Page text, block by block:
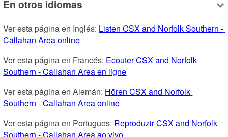
En otros idiomas
Ver esta página en Inglés: Listen CSX and Norfolk Southern -
Callahan Area online
Ver esta página en Francés: Ecouter CSX and Norfolk
Southern - Callahan Area en ligne
Ver esta página en Alemán: Hören CSX and Norfolk
Southern - Callahan Area online
Ver esta página en Portugues: Reproduzir CSX and Norfolk
Southern - Callahan Area ao vivo